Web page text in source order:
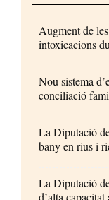
Augment de
intoxicacions
Nou sistema
conciliació
La Diputació
bany en rius i
La Diputació
d’alta